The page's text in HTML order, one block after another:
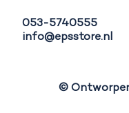
053-5740555
info@epsstore.nl
©